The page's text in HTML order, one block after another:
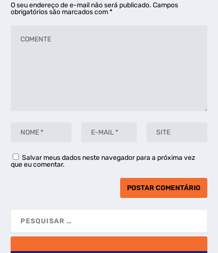
O seu endereço de e-mail não será publicado. Campos
obrigatórios são marcados com*
Salvar meus dados neste navegador para a próxima vez
que eu comentar.